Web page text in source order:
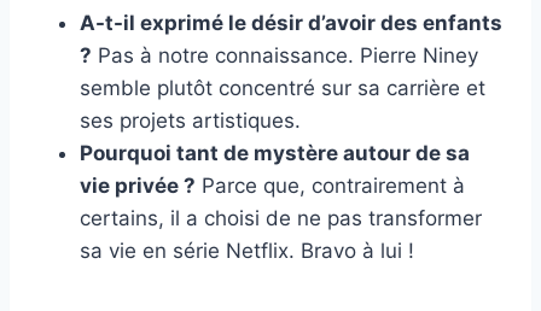
A-t-il exprimé le désir d’avoir des enfants
? Pas à notre connaissance. Pierre Niney
semble plutôt concentré sur sa carrière et
ses projets artistiques.
Pourquoi tant de mystère autour de sa
vie privée ? Parce que, contrairement à
certains, il a choisi de ne pas transformer
sa vie en série Netflix. Bravo à lui !